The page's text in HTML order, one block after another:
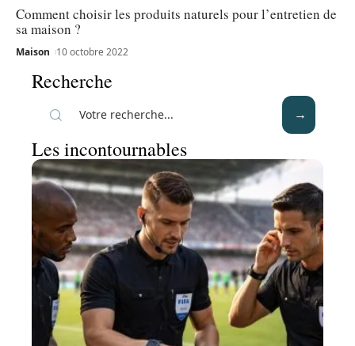
Comment choisir les produits naturels pour l’entretien de
sa maison ?
Maison 10 octobre 2022
Recherche
Les incontournables